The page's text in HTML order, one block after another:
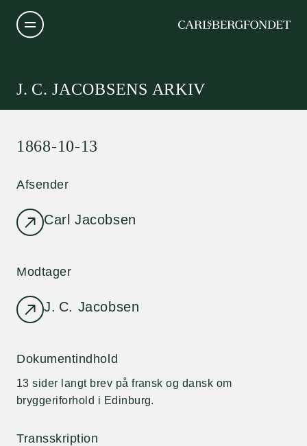
J. C. JACOBSENS ARKIV
1868-10-13
Afsender
Carl Jacobsen
Modtager
J. C. Jacobsen
Dokumentindhold
13 sider langt brev på fransk og dansk om
bryggeriforhold i Edinburg.
Transskription